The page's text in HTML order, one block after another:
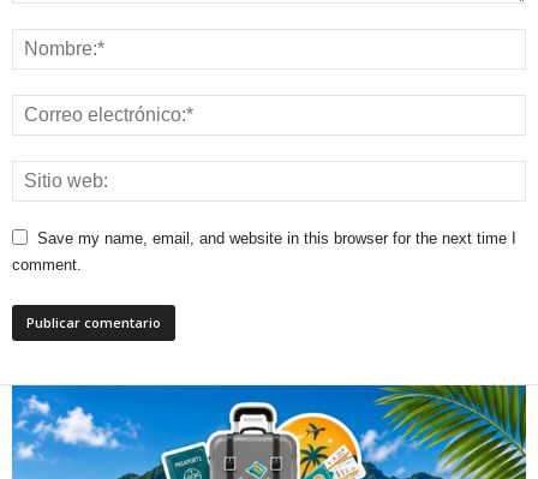
Save my name, email, and website in this browser for the next time I
comment.